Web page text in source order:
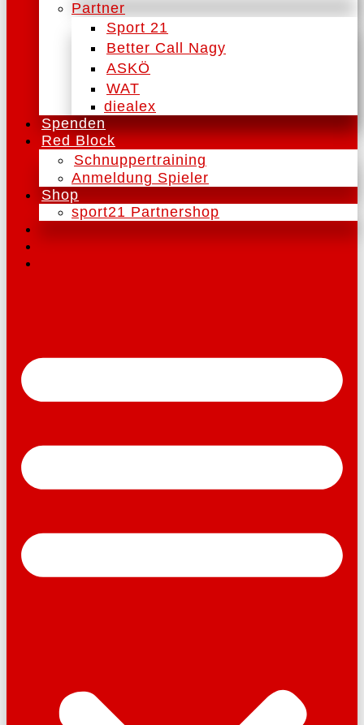
Partner
Sport 21
Better Call Nagy
ASKÖ
WAT
diealex
Spenden
Red Block
Schnuppertraining
Anmeldung Spieler
Shop
sport21 Partnershop